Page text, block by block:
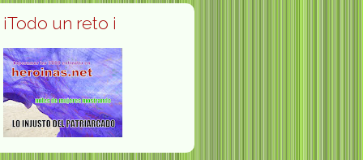
¡Todo un reto ¡